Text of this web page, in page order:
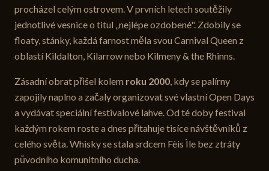
procházel celým ostrovem. V prvních letech soutěžily
jednotlivé vesnice o titul „nejlépe ozdobené". Zdobily se
floaty, stánky, každá farnost měla svou Carnival Queen z
oblastí Kildalton, Kilarrow nebo Kilmeny & the Rhinns.
Zásadní obrat přišel kolem roku 2000, kdy se palírny
zapojily naplno a začaly organizovat své vlastní Open Days
a vydávat speciální festivalové lahve. Od té doby festival
každým rokem roste a dnes přitahuje tisíce návštěvníků z
celého světa. Whisky se stala srdcem Fèis Ìle bez ztráty
původního komunitního ducha.